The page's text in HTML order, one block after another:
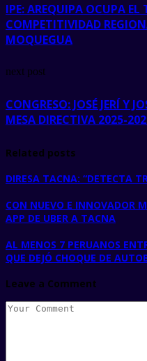
IPE: AREQUIPA OCUPA EL
COMPETITIVIDAD
MOQUEGUA
next post
CONGRESO: JOSÉ JERÍ Y
MESA DIRECTIVA 2025-
Related posts
DIRESA TACNA: “DETECTA
CON NUEVO E INNOVADOR
APP DE UBER A TACNA
AL MENOS 7 PERUANOS
QUE DEJÓ CHOQUE DE
Leave a Comment